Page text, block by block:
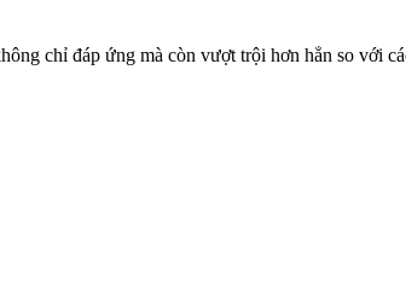
chỉ đáp ứng mà còn vượt trội hơn hẳn so với